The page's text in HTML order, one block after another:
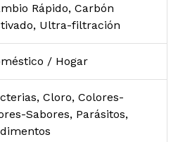
Rápido, Carbón
Ultra-filtración
/ Hogar
Cloro, Colores-
Sabores, Parásitos,